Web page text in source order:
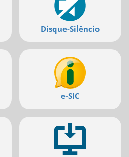
Disque-Silêncio
e-SIC